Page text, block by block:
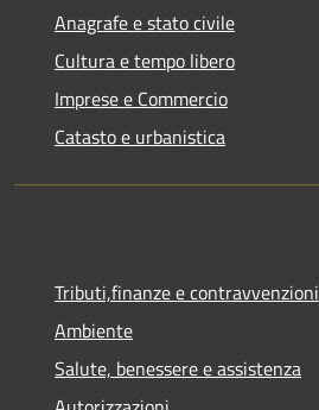
Anagrafe e stato civile
Cultura e tempo libero
Imprese e Commercio
Catasto e urbanistica
Tributi,finanze e contravvenzioni
Ambiente
Salute, benessere e assistenza